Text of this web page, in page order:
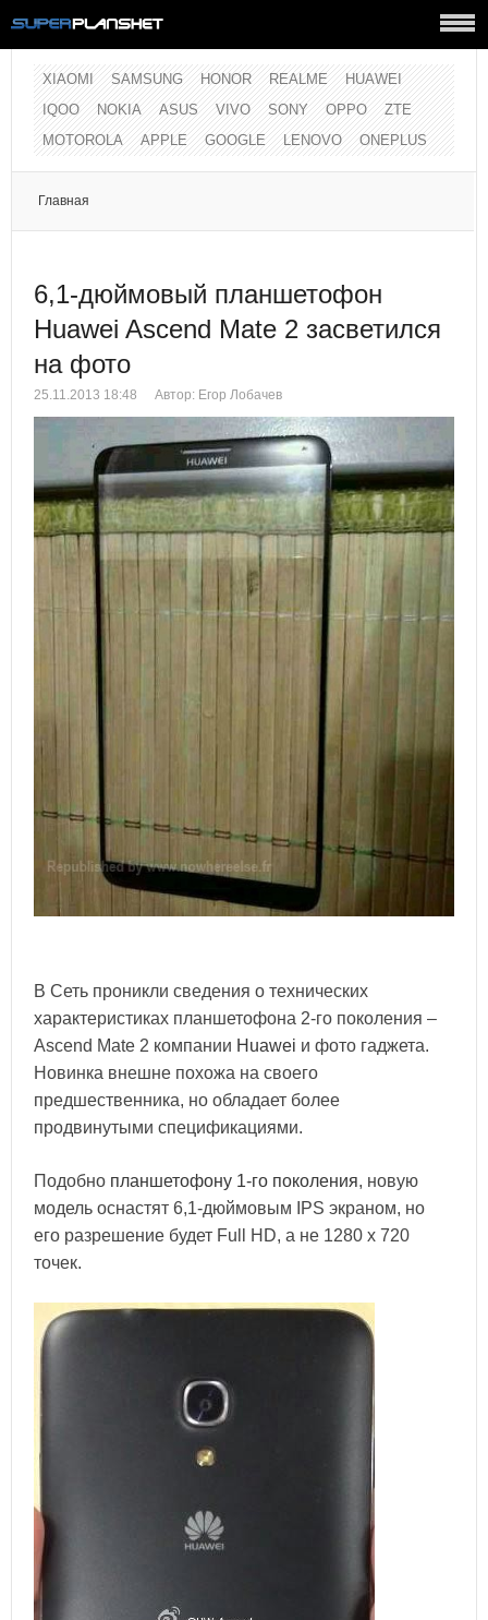
XIAOMI SAMSUNG HONOR REALME
HUAWEI
IQOO
NOKIA ASUS VIVO SONY OPPO
ZTE
MOTOROLA
APPLE GOOGLE LENOVO ONEPLUS
Главная
6,1-дюймовый планшетофон
Huawei Ascend Mate 2 засветился
на фото
25.11.2013 18:48 Автор: Егор Лобачев
В Сеть проникли сведения о технических
характеристиках планшетофона 2-го поколения –
Ascend Mate 2 компании Huawei и фото гаджета.
Новинка внешне похожа на своего
предшественника, но обладает более
продвинутыми спецификациями.
Подобно планшетофону 1-го поколения, новую
модель оснастят 6,1-дюймовым IPS экраном, но
его разрешение будет Full HD, а не 1280 x 720
точек.